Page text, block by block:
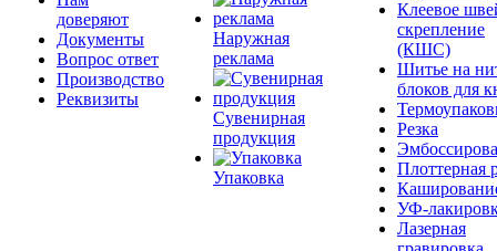
доверяют
Документы
Вопрос ответ
Производство
Реквизиты
Наружная
реклама
Сувенирная
продукция
Упаковка
Клеевое
скрепление
(КШС)
Шитье на
блоков для
Резка
Плоттерная
УФ-
Лазерная